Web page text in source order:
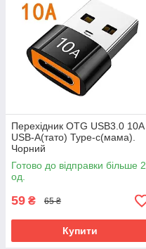
Перехідник OTG USB3.0 10А
USB-A(тато) Type-c(мама).
Чорний
Готово до відправки більше 2
од.
59 ₴ 65 ₴
Купити